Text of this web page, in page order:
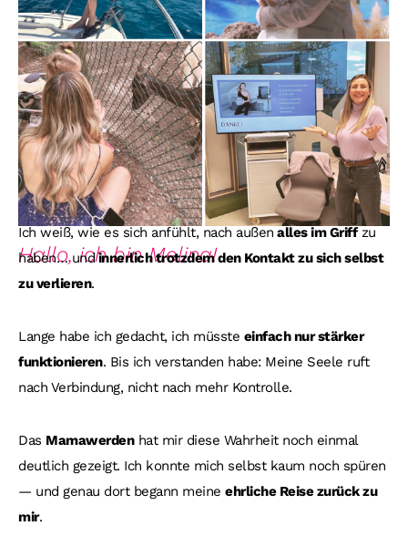
Hallo, ich bin Melina!
Ich weiß, wie es sich anfühlt, nach außen alles im Griffzu
haben… undinnerlich trotzdem den Kontakt zu sich selbst
zu verlieren.
Lange habe ich gedacht, ich müsste einfach nur stärker
funktionieren. Bis ich verstanden habe: Meine Seele ruft
nach Verbindung, nicht nach mehr Kontrolle.
Das Mamawerdenhat mir diese Wahrheit noch einmal
deutlich gezeigt. Ich konnte mich selbst kaum noch spüren
— und genau dort begann meine ehrliche Reise zurück zu
mir.